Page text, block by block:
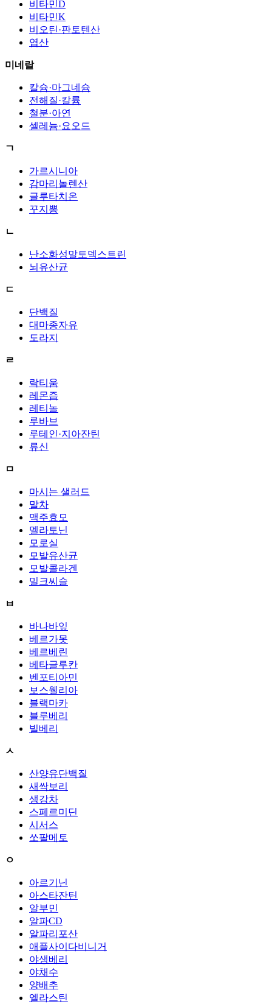
비타민D
비타민K
비오틴·판토텐산
엽산
미네랄
칼슘·마그네슘
전해질·칼륨
철분·아연
셀레늄·요오드
ㄱ
가르시니아
감마리놀렌산
글루타치온
꾸지뽕
ㄴ
난소화성말토덱스트린
뇌유산균
ㄷ
단백질
대마종자유
도라지
ㄹ
락티움
레몬즙
레티놀
루바브
루테인·지아잔틴
류신
ㅁ
마시는 샐러드
말차
맥주효모
멜라토닌
모로실
모발유산균
모발콜라겐
밀크씨슬
ㅂ
바나바잎
베르가못
베르베린
베타글루칸
벤포티아민
보스웰리아
블랙마카
블루베리
빌베리
ㅅ
산양유단백질
새싹보리
생강차
스페르미딘
시서스
쏘팔메토
ㅇ
아르기닌
아스타잔틴
알부민
알파CD
알파리포산
애플사이다비니거
야생베리
야채수
양배추
엘라스틴